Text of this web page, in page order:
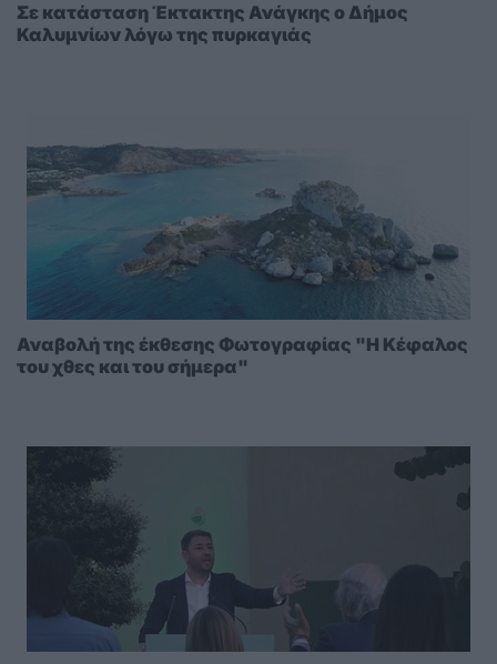
Σε κατάσταση Έκτακτης Ανάγκης ο Δήμος
Καλυμνίων λόγω της πυρκαγιάς
Αναβολή της έκθεσης Φωτογραφίας "Η Κέφαλος
του χθες και του σήμερα"